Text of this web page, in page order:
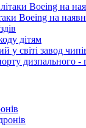
Boeing на
дітям
у світі завод
дизпального -